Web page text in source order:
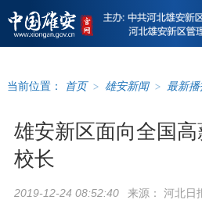
当前位置： 首页 > 雄安新闻 > 最新播
雄安新区面向全国
校长
2019-12-24 08:52:40 来源： 河北日